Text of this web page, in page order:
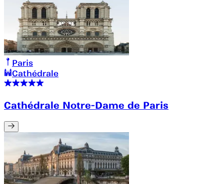
Paris
Cathédrale
Cathédrale Notre-Dame de Paris